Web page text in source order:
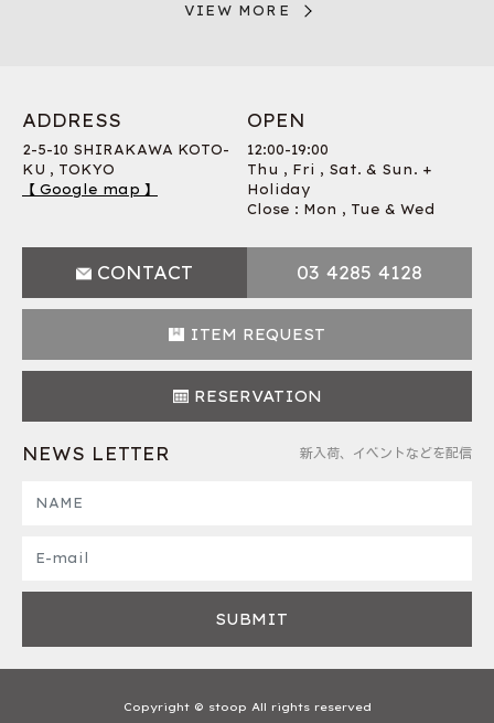
VIEW MORE
ADDRESS
2-5-10 SHIRAKAWA KOTO-
KU , TOKYO
【 Google map 】
OPEN
12:00-19:00
Thu , Fri , Sat. & Sun. +
Holiday
Close : Mon , Tue & Wed
CONTACT 03 4285 4128
ITEM REQUEST
RESERVATION
NEWS LETTER 新入荷、イベントなどを配信
Copyright © stoop All rights reserved